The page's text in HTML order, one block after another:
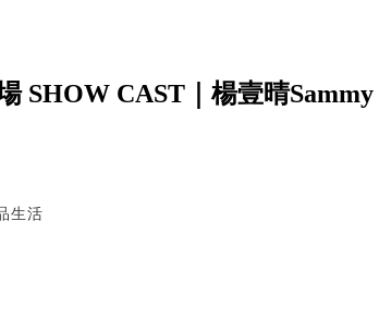
SHOW CAST｜楊壹晴Sammy
生活